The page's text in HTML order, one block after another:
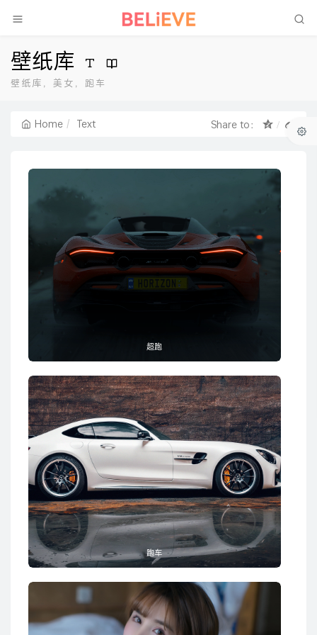
壁纸库
壁纸库，美女，跑车
Home Text Share to：
超跑
跑车